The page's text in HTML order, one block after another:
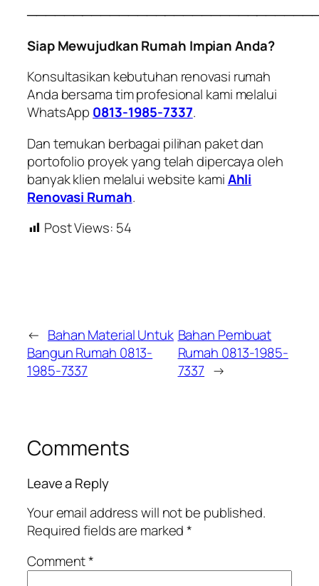
Siap Mewujudkan Rumah Impian Anda?
Konsultasikan kebutuhan renovasi rumah
Anda bersama tim profesional kami melalui
WhatsApp 0813-1985-7337.
Dan temukan berbagai pilihan paket dan
portofolio proyek yang telah dipercaya oleh
banyak klien melalui website kamiAhli
Renovasi Rumah.
Post Views: 54
← Bahan Material Untuk
Bangun Rumah 0813-
1985-7337
Bahan Pembuat
Rumah 0813-1985-
7337 →
Comments
Leave a Reply
Your email address will not be published.
Required fields are marked*
Comment*